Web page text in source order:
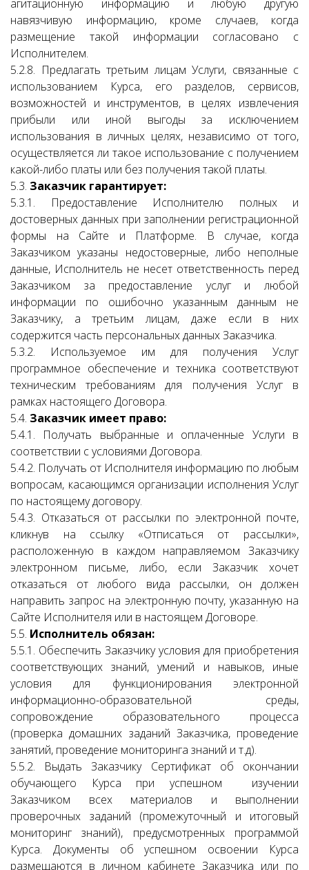
агитационную информацию и любую другую
навязчивую информацию, кроме случаев, когда
размещение такой информации согласовано с
Исполнителем.
5.2.8. Предлагать третьим лицам Услуги, связанные с
использованием Курса, его разделов, сервисов,
возможностей и инструментов, в целях извлечения
прибыли или иной выгоды за исключением
использования в личных целях, независимо от того,
осуществляется ли такое использование с получением
какой-либо платы или без получения такой платы.
5.3. Заказчик гарантирует:
5.3.1. Предоставление Исполнителю полных и
достоверных данных при заполнении регистрационной
формы на Сайте и Платформе. В случае, когда
Заказчиком указаны недостоверные, либо неполные
данные, Исполнитель не несет ответственность перед
Заказчиком за предоставление услуг и любой
информации по ошибочно указанным данным не
Заказчику, а третьим лицам, даже если в них
содержится часть персональных данных Заказчика.
5.3.2. Используемое им для получения Услуг
программное обеспечение и техника соответствуют
техническим требованиям для получения Услуг в
рамках настоящего Договора.
5.4. Заказчик имеет право:
5.4.1. Получать выбранные и оплаченные Услуги в
соответствии с условиями Договора.
5.4.2. Получать от Исполнителя информацию по любым
вопросам, касающимся организации исполнения Услуг
по настоящему договору.
5.4.3. Отказаться от рассылки по электронной почте,
кликнув на ссылку «Отписаться от рассылки»,
расположенную в каждом направляемом Заказчику
электронном письме, либо, если Заказчик хочет
отказаться от любого вида рассылки, он должен
направить запрос на электронную почту, указанную на
Сайте Исполнителя или в настоящем Договоре.
5.5. Исполнитель обязан:
5.5.1. Обеспечить Заказчику условия для приобретения
соответствующих знаний, умений и навыков, иные
условия для функционирования электронной
информационно-образовательной среды,
сопровождение образовательного процесса
(проверка домашних заданий Заказчика, проведение
занятий, проведение мониторинга знаний и т.д).
5.5.2. Выдать Заказчику Сертификат об окончании
обучающего Курса при успешном изучении
Заказчиком всех материалов и выполнении
проверочных заданий (промежуточный и итоговый
мониторинг знаний), предусмотренных программой
Курса. Документы об успешном освоении Курса
размещаются в личном кабинете Заказчика или по